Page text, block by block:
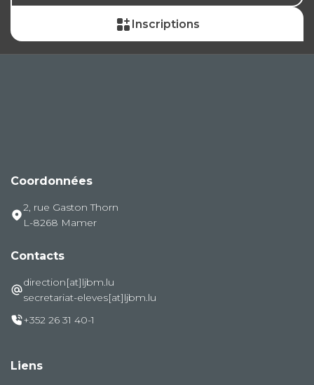
Inscriptions
Coordonnées
2, rue Gaston Thorn
L-8268 Mamer
Contacts
direction[at]ljbm.lu
secretariat-eleves[at]ljbm.lu
+352 26 31 40-1
Liens